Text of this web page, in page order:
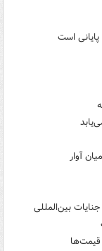
است
آوار
بین‌المللی
قیمت‌ها